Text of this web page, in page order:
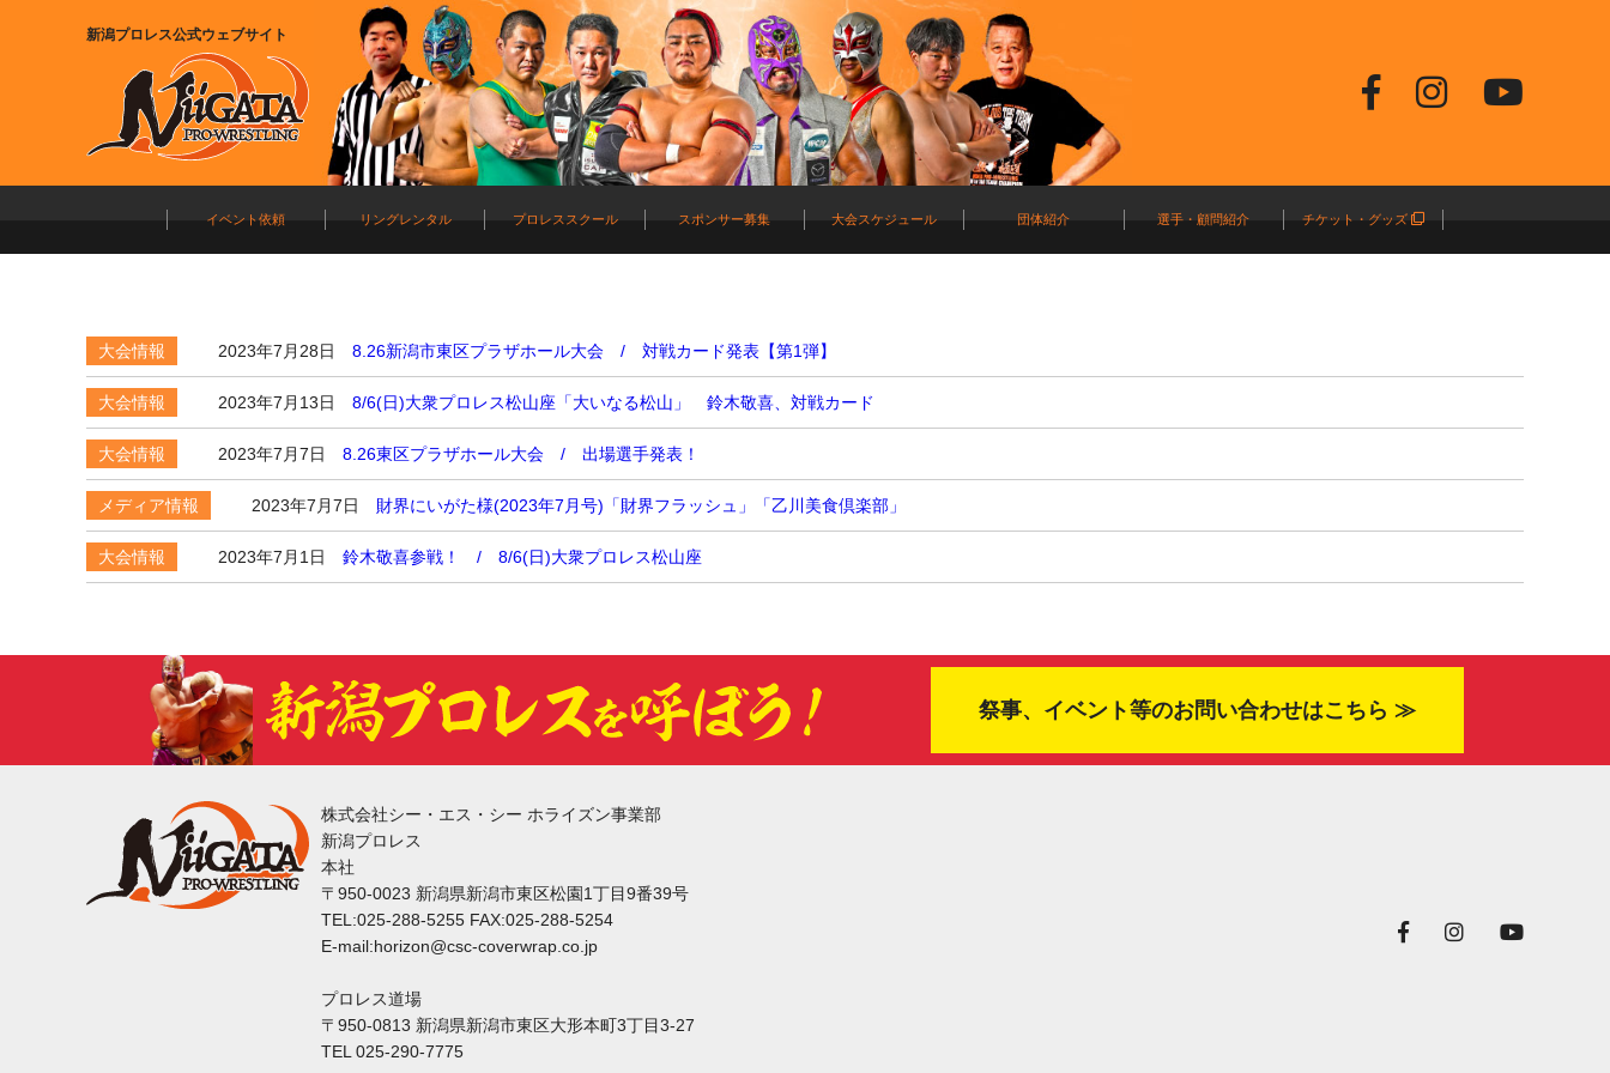
新潟プロレス公式ウェブサイト
イベント依頼 リングレンタル プロレススクール スポンサー募集 大会スケジュール 団体紹介 選手・顧問紹介 チケット・グッズ
大会情報 2023年7月28日 8.26新潟市東区プラザホール大会 / 対戦カード発表【第1弾】
大会情報 2023年7月13日 8/6(日)大衆プロレス松山座「大いなる松山」 鈴木敬喜、対戦カード
大会情報 2023年7月7日 8.26東区プラザホール大会 / 出場選手発表！
メディア情報 2023年7月7日 財界にいがた様(2023年7月号)「財界フラッシュ」「乙川美食倶楽部」
大会情報 2023年7月1日 鈴木敬喜参戦！ / 8/6(日)大衆プロレス松山座
祭事、イベント等のお問い合わせはこちら ≫
株式会社シー・エス・シー ホライズン事業部
新潟プロレス
本社
〒950-0023 新潟県新潟市東区松園1丁目9番39号
TEL:025-288-5255 FAX:025-288-5254
E-mail:horizon@csc-coverwrap.co.jp
プロレス道場
〒950-0813 新潟県新潟市東区大形本町3丁目3-27
TEL 025-290-7775